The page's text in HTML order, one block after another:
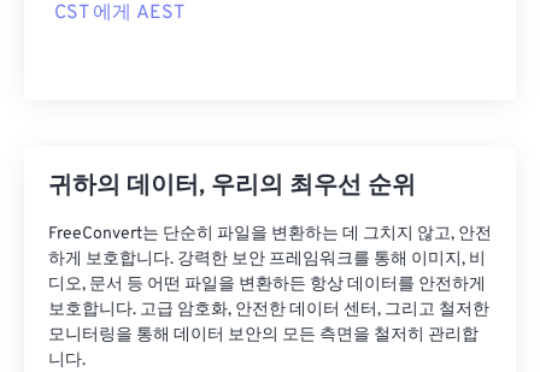
CST 에게 AEST
귀하의 데이터, 우리의 최우선 순위
FreeConvert는 단순히 파일을 변환하는 데 그치지 않고, 안전
하게 보호합니다. 강력한 보안 프레임워크를 통해 이미지, 비
디오, 문서 등 어떤 파일을 변환하든 항상 데이터를 안전하게
보호합니다. 고급 암호화, 안전한 데이터 센터, 그리고 철저한
모니터링을 통해 데이터 보안의 모든 측면을 철저히 관리합
니다.